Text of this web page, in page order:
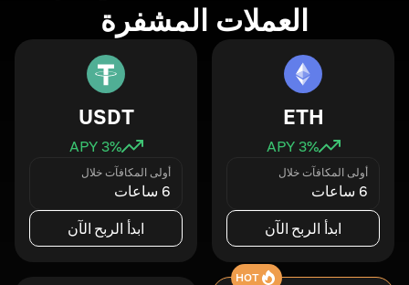
العملات المشفرة
ETH
3% APY
أولى المكافآت خلال
6 ساعات
ابدأ الربح الآن
USDT
3% APY
أولى المكافآت خلال
6 ساعات
ابدأ الربح الآن
HOT